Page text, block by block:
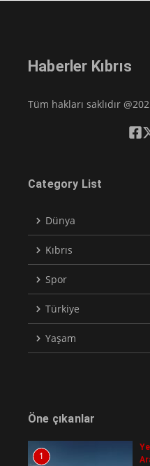
Haberler Kıbrıs
Tüm hakları saklıdır
Category List
Dünya
Kıbrıs
Spor
Türkiye
Yaşam
Öne çıkanlar
1